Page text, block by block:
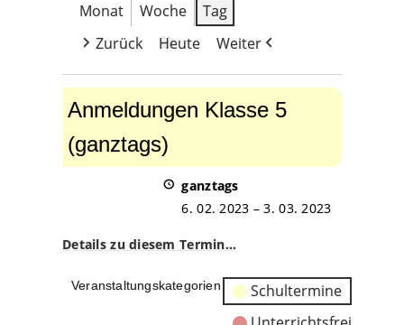
Monat
Woche
Tag
Zurück
Heute Weiter
Anmeldungen
Klasse
(ganztags)
Anmeldungen Klasse 5
(ganztags)
ganztags
6. 02. 2023 –3. 03. 2023
Details zu diesem Termin…
Veranstaltungskategorien
Schultermine